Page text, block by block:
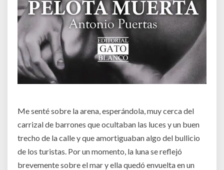
Me senté sobre la arena, esperándola, muy cerca del
carrizal de barrones que ocultaban las luces y un buen
trecho de la calle y que amortiguaban algo del bullicio
de los turistas. Por un momento, la luna se reflejó
brevemente sobre el mar y ella quedó envuelta en un